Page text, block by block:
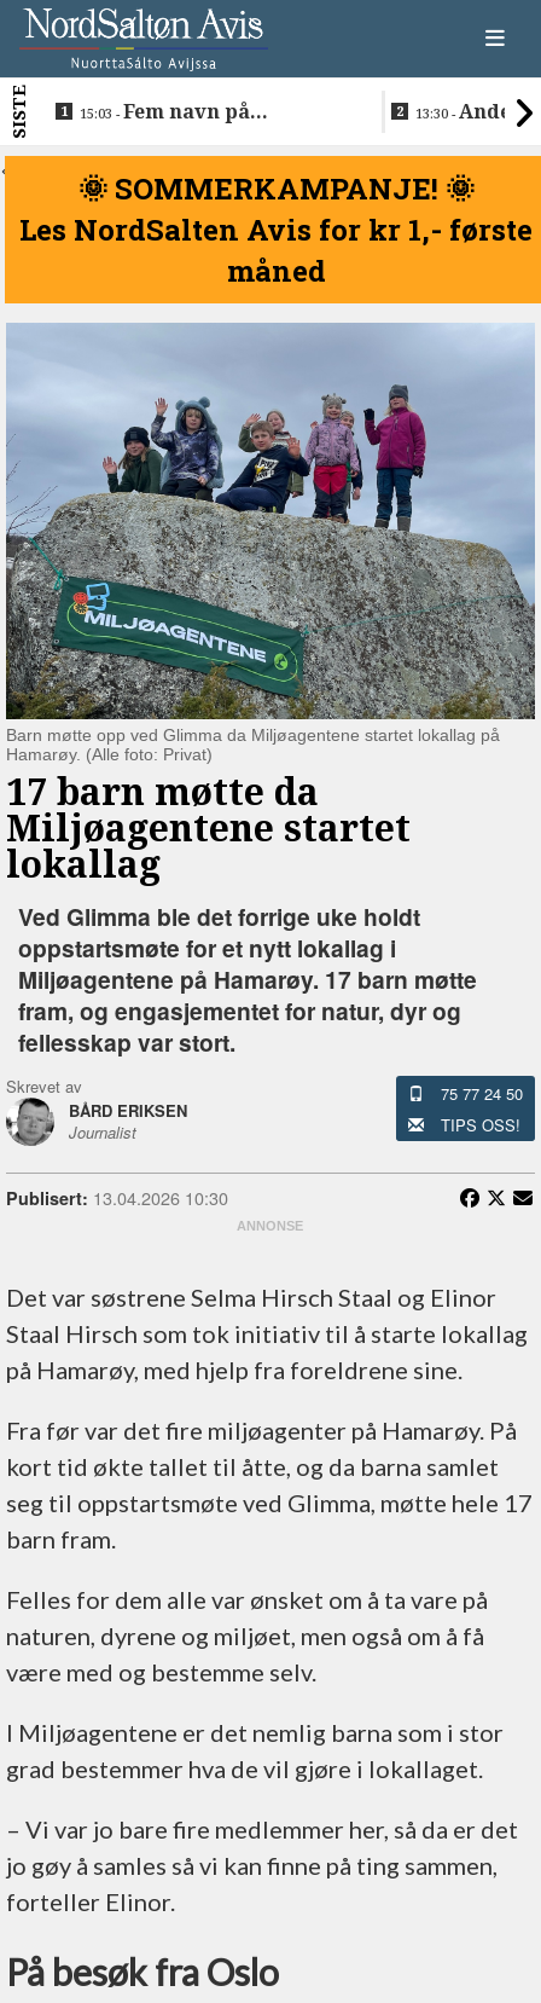
SISTE 15:03 -Fem navn på
i Sametinget
13:30 -Anders
Lakså
<
🌞 SOMMERKAMPANJE! 🌞
Les NordSalten Avis for kr 1,- første
måned
Barn møtte opp ved Glimma da Miljøagentene startet lokallag på
Hamarøy. (Alle foto: Privat)
17 barn møtte da
Miljøagentene startet
lokallag
Ved Glimma ble det forrige uke holdt
oppstartsmøte for et nytt lokallag i
Miljøagentene på Hamarøy. 17 barn møtte
fram, og engasjementet for natur, dyr og
fellesskap var stort.
Skrevet av
BÅRD ERIKSEN
Journalist
75 77 24 50
TIPS OSS!
Publisert: 13.04.2026 10:30
Det var søstrene Selma Hirsch Staal og Elinor
Staal Hirsch som tok initiativ til å starte lokallag
på Hamarøy, med hjelp fra foreldrene sine.
Fra før var det fire miljøagenter på Hamarøy. På
kort tid økte tallet til åtte, og da barna samlet
seg til oppstartsmøte ved Glimma, møtte hele 17
barn fram.
Felles for dem alle var ønsket om å ta vare på
naturen, dyrene og miljøet, men også om å få
være med og bestemme selv.
I Miljøagentene er det nemlig barna som i stor
grad bestemmer hva de vil gjøre i lokallaget.
– Vi var jo bare fire medlemmer her, så da er det
jo gøy å samles så vi kan finne på ting sammen,
forteller Elinor.
På besøk fra Oslo